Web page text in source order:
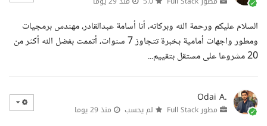
السلام عليكم ورحمة الله وبركاته، أنا أسامة عبدالقادر، مهندس برمجيات
ومطور واجهات أمامية بخبرة تتجاوز 7 سنوات، أتممت بفضل الله أكثر من
20 مشروعا على مستقل بتقييم...
Odai A.
مطور Full Stack لم يحسب منذ 29 يوما